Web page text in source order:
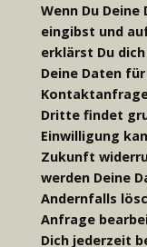
Wenn Du
eingibst und
erklärst Du
Deine Daten
Dritte findet
Einwilligung
Zukunft
werden Deine
Andernfalls
Anfrage
Dich jederzeit